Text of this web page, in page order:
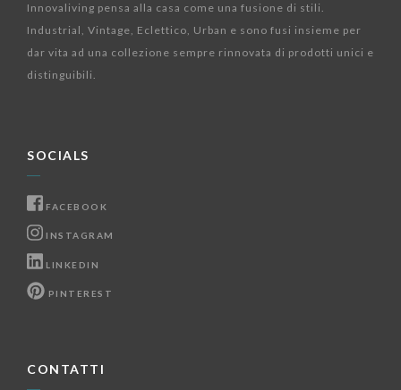
Innovaliving pensa alla casa come una fusione di stili.
Industrial, Vintage, Eclettico, Urban e sono fusi insieme per
dar vita ad una collezione sempre rinnovata di prodotti unici e
distinguibili.
SOCIALS
FACEBOOK
INSTAGRAM
LINKEDIN
PINTEREST
CONTATTI